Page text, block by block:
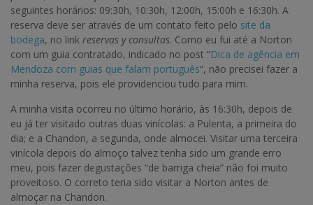
seguintes horários: 09:30h, 10:30h, 12:00h, 15:00h e 16:30h. A
reserva deve ser através de um contato feito pelo site da
bodega, no link reservas y consultas. Como eu fui até a Norton
com um guia contratado, indicado no post “Dica de agência em
Mendoza com guias que falam português“, não precisei fazer a
minha reserva, pois ele providenciou tudo para mim.
A minha visita ocorreu no último horário, às 16:30h, depois de
eu já ter visitado outras duas vinícolas: a Pulenta, a primeira do
dia; e a Chandon, a segunda, onde almocei. Visitar uma terceira
vinícola depois do almoço talvez tenha sido um grande erro
meu, pois fazer degustações “de barriga cheia” não foi muito
proveitoso. O correto teria sido visitar a Norton antes de
almoçar na Chandon.